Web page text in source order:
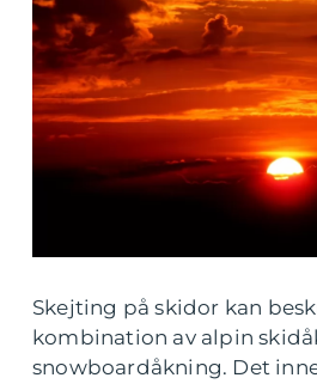
Skejting på skidor kan
kombination av alpin
snowboardåkning. Det